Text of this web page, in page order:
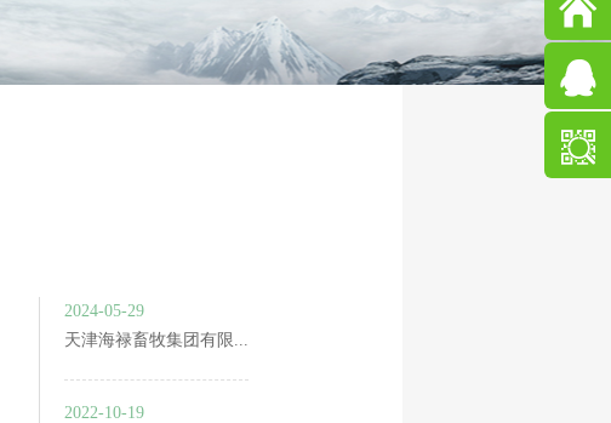
2024-05-29
天津海禄畜牧集团有限...
2022-10-19

